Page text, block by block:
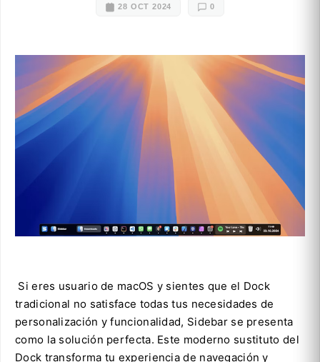
28 OCT 2024 0
Si eres usuario de macOS y sientes que el Dock
tradicional no satisface todas tus necesidades de
personalización y funcionalidad, Sidebar se presenta
como la solución perfecta. Este moderno sustituto del
Dock transforma tu experiencia de navegación y